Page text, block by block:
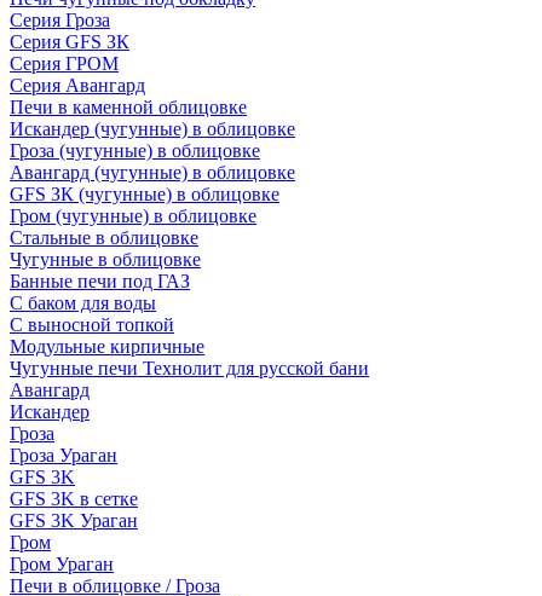
Серия Гроза
Серия GFS ЗК
Серия ГРОМ
Серия Авангард
Печи в каменной облицовке
Искандер (чугунные) в облицовке
Гроза (чугунные) в облицовке
Авангард (чугунные) в облицовке
GFS ЗК (чугунные) в облицовке
Гром (чугунные) в облицовке
Стальные в облицовке
Чугунные в облицовке
Банные печи под ГАЗ
С баком для воды
С выносной топкой
Модульные кирпичные
Чугунные печи Технолит для русской бани
Авангард
Искандер
Гроза
Гроза Ураган
GFS 3K
GFS 3K в сетке
GFS 3K Ураган
Гром
Гром Ураган
Печи в облицовке / Гроза